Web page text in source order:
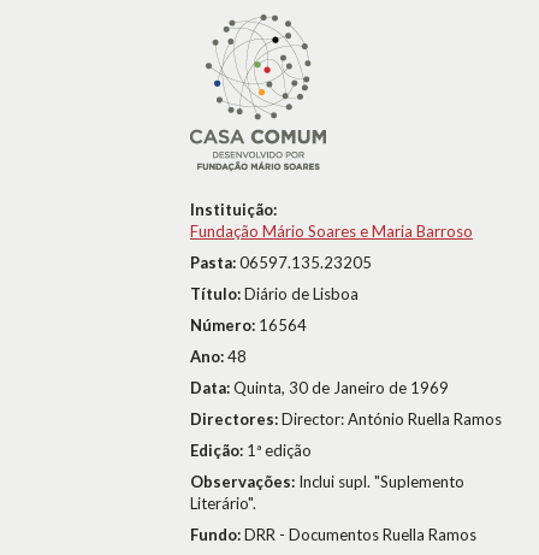
Instituição:
Fundação Mário Soares e Maria Barroso
Pasta:06597.135.23205
Título:Diário de Lisboa
Número: 16564
Ano:48
Data:Quinta, 30 de Janeiro de 1969
Directores:Director: António Ruella Ramos
Edição: 1ª edição
Observações: Inclui supl. "Suplemento
Literário".
Fundo:DRR - Documentos Ruella Ramos